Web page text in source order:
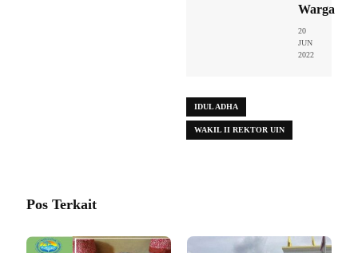
Warga
20
JUN
2022
IDUL ADHA
WAKIL II REKTOR UIN
Pos Terkait